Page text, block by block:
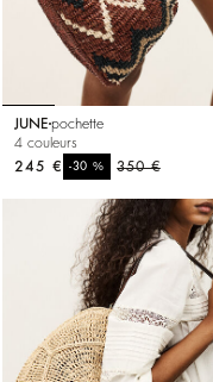
JUNE pochette
4 couleurs
350 €
-30%
245 €